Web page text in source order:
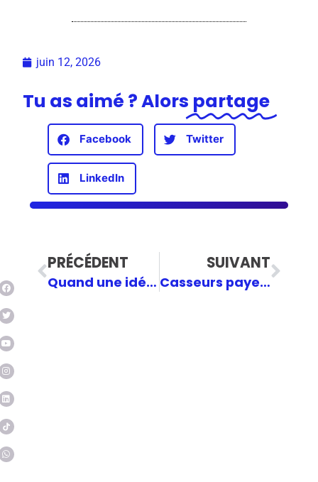
juin 12, 2026
Tu as aimé ? Alors partage
Facebook Twitter
LinkedIn
PRÉCÉDENT
Quand une idée des JFF Ostbelgien arrive au fédéral
SUIVANT
Casseurs payeurs, une mesure de bon sens !